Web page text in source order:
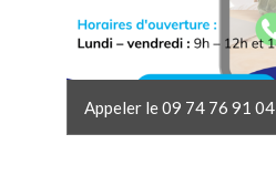
Appeler le 09 74 76 91 04